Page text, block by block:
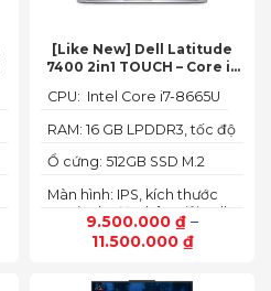
[Like New] Dell Latitude
7400 2in1 TOUCH – Core i7
màn hình 14 inch FHD Cảm
9.500.000 ₫ –
11.500.000 ₫
Màn hình: IPS, kích thước
14.0 inch, độ phân giải Full
HD (1920 x 1080)
Ổ cứng: 512GB SSD M.2
RAM: 16 GB LPDDR3, tốc độ
CPU: Intel Core i7-8665U